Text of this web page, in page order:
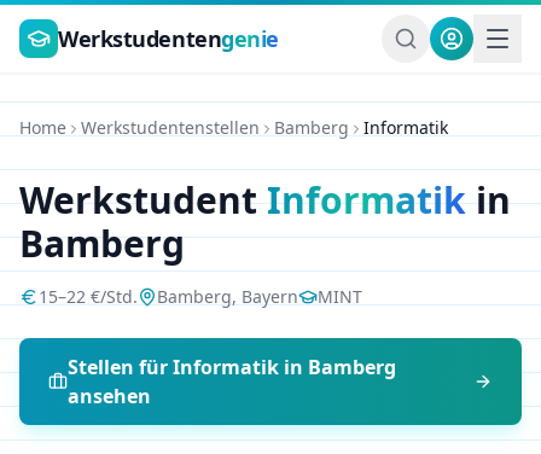
Zum Hauptinhalt springen
Werkstudentengenie
Home Werkstudentenstellen Bamberg Informatik
WerkstudentInformatikin
Bamberg
15–22 €/Std. Bamberg, Bayern MINT
Stellen fürInformatikin Bamberg
ansehen